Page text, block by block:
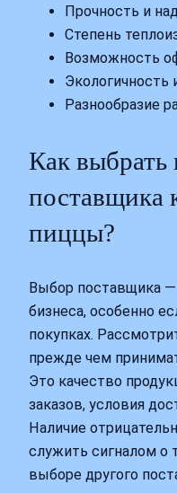
Прочность и
Степень
Возможность
Экологичность
Разнообразие
Как выбрать
поставщика
пиццы?
Выбор поставщика
бизнеса, особенно
покупках.
прежде чем
Это качество
заказов, условия
Наличие
служить сигналом о
выборе другого